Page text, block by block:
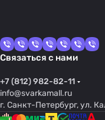
Связаться с нами
+7 (812) 982-82-11
info@svarkamall.ru
г. Санкт-Петербург, ул.